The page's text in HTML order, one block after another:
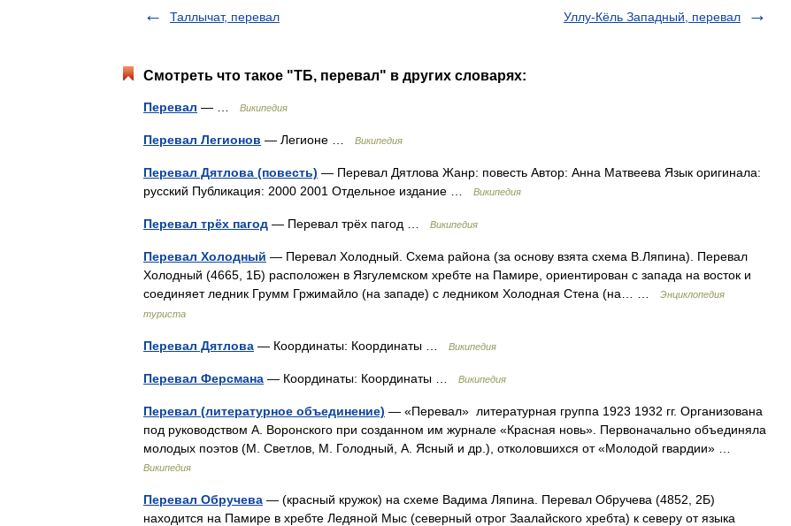
Таллычат, перевал
Уллу-Кёль Западный, перевал
Смотреть что такое "ТБ, перевал" в других словарях:
Перевал — … Википедия
Перевал Легионов — Легионе … Википедия
Перевал Дятлова (повесть) — Перевал Дятлова Жанр: повесть Автор: Анна Матвеева Язык оригинала:
русский Публикация: 2000 2001 Отдельное издание …
Википедия
Перевал трёх пагод — Перевал трёх пагод … Википедия
Перевал Холодный — Перевал Холодный. Схема района (за основу взята схема В.Ляпина). Перевал
Холодный (4665, 1Б) расположен в Язгулемском хребте на Памире, ориентирован с запада на восток и
соединяет ледник Грумм Гржимайло (на западе) с ледником Холодная Стена (на… …
Энциклопедия
туриста
Перевал Дятлова — Координаты: Координаты … Википедия
Перевал Ферсмана — Координаты: Координаты … Википедия
Перевал (литературное объединение) — «Перевал» литературная группа 1923 1932 гг. Организована
под руководством А. Воронского при созданном им журнале «Красная новь». Первоначально объединяла
молодых поэтов (М. Светлов, М. Голодный, А. Ясный и др.), отколовшихся от «Молодой гвардии» …
Википедия
Перевал Обручева — (красный кружок) на схеме Вадима Ляпина. Перевал Обручева (4852, 2Б)
находится на Памире в хребте Ледяной Мыс (северный отрог Заалайского хребта) к северу от языка